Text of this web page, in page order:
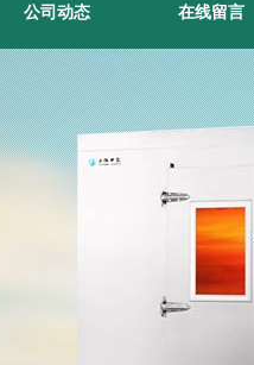
公司动态 在线留言